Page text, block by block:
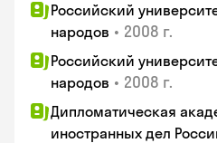
Российский
народов • 2008 г.
Российский
народов • 2008 г.
Дипломатическая
иностранных дел